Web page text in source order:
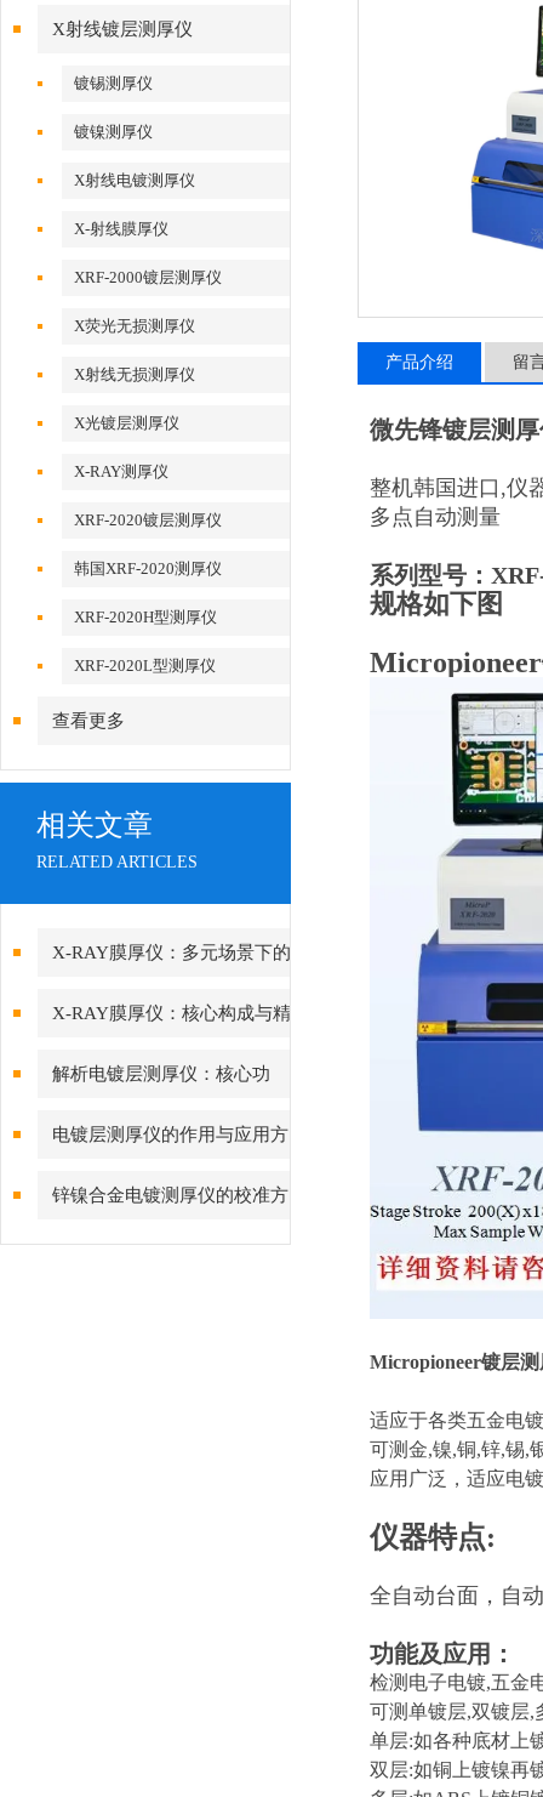
X射线镀层测厚仪
镀锡测厚仪
镀镍测厚仪
X射线电镀测厚仪
X-射线膜厚仪
XRF-2000镀层测厚仪
X荧光无损测厚仪
X射线无损测厚仪
X光镀层测厚仪
X-RAY测厚仪
XRF-2020镀层测厚仪
韩国XRF-2020测厚仪
XRF-2020H型测厚仪
XRF-2020L型测厚仪
查看更多
相关文章
RELATED ARTICLES
X-RAY膜厚仪：多元场景下的
精准检测边界
X-RAY膜厚仪：核心构成与精
密协作的科技密码
解析电镀层测厚仪：核心功
能、行业应用与技术亮点
电镀层测厚仪的作用与应用方
向分析
锌镍合金电镀测厚仪的校准方
法与重要性
产品介绍 留
微先锋镀层测
整机韩国进口,仪
多点自动测量
系列型号：
规格如下图
Micropioneer镀层
适应于各类五金电
可测金,镍,铜,锌,锡,
应用广泛，适应电
仪器特点:
全自动台面，自
功能及应用：
检测电子电镀,五金
可测单镀层,双镀层,
单层:如各种底材上
双层:如铜上镀镍再